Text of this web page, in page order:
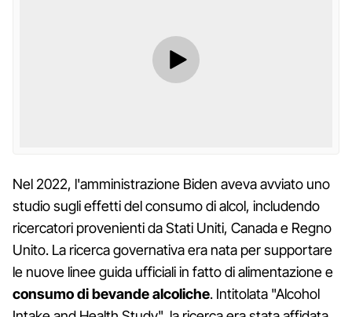
Nel 2022, l'amministrazione Biden aveva avviato uno
studio sugli effetti del consumo di alcol, includendo
ricercatori provenienti da Stati Uniti, Canada e Regno
Unito. La ricerca governativa era nata per supportare
le nuove linee guida ufficiali in fatto di alimentazione e
consumo di bevande alcoliche. Intitolata "Alcohol